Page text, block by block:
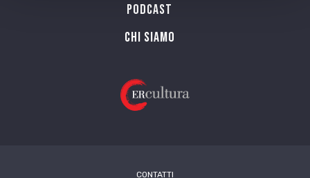
PODCAST
Chi siamo
CONTATTI